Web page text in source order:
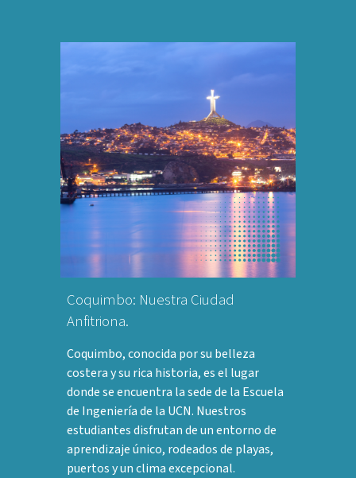
Coquimbo: Nuestra Ciudad
Anfitriona.
Coquimbo, conocida por su belleza
costera y su rica historia, es el lugar
donde se encuentra la sede de la Escuela
de Ingeniería de la UCN. Nuestros
estudiantes disfrutan de un entorno de
aprendizaje único, rodeados de playas,
puertos y un clima excepcional.